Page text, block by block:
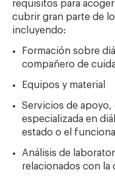
requisitos para
cubrir gran parte de
incluyendo:
Formación sobre
compañero de
Equipos y material
Servicios de apoyo,
especializada en
estado o el
Análisis de
relacionados con la